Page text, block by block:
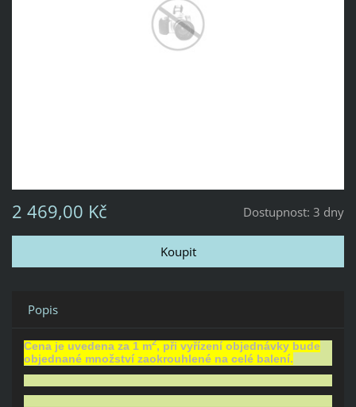
Dostupnost: 3 dny
2 469,00 Kč
Popis
Cena je uvedena za 1 m2, při vyřízení objednávky bude
objednané množství zaokrouhlené na celé balení.